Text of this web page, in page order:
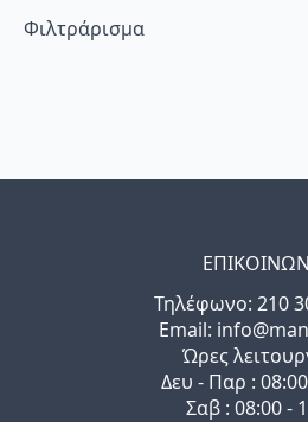
Φιλτράρισμα
Τηλέφωνo: 210
Email:
Ώρες
Δευ - Παρ :
Σαβ : 08:00 -